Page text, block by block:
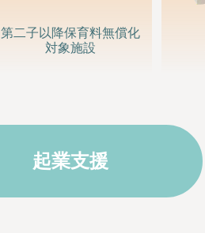
第二子以降保育料無償化
対象施設
起業支援